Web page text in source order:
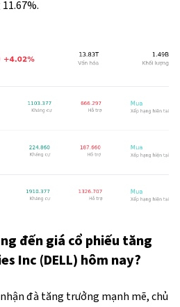
đến giá cổ phiếu tăng
Inc (DELL) hôm nay?
đà tăng trưởng mạnh mẽ, chủ